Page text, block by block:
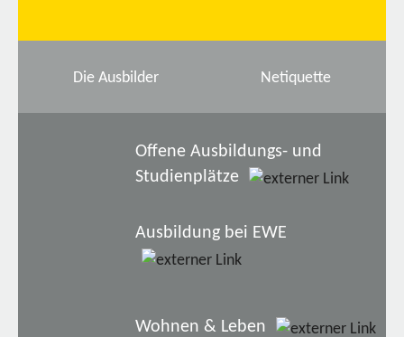
Die Ausbilder Netiquette
Offene Ausbildungs- und
Studienplätze
Ausbildung bei EWE
Wohnen & Leben